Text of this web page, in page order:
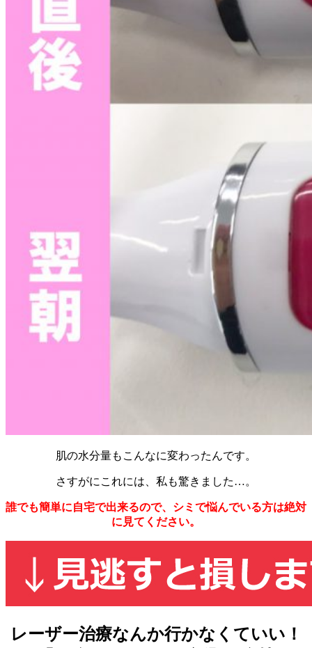
肌の水分量もこんなに変わったんです。
さすがにこれには、私も驚きました…。
誰でも簡単に自宅で出来るので、シミで悩んでいる方は絶対
に見てください。
レーザー治療なんか行かなくていい！